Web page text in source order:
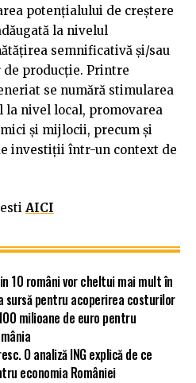
potențialului de creștere
la nivelul
semnificativă și/sau
producție. Printre
se numără stimularea
nivel local, promovarea
și mijlocii, precum și
investiții într-un context de
AICI
10 români vor cheltui mai mult în
sursă pentru acoperirea costurilor
milioane de euro pentru
O analiză ING explică de ce
economia României